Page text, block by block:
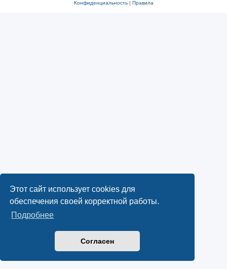
Этот сайт использует cookies для
обеспечения своей корректной работы.
Подробнее
Согласен
Конфиденциальность| Правила